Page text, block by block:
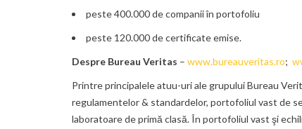
peste 400.000 de companii în portofoliu
peste 120.000 de certificate emise.
Despre Bureau Veritas – www.bureauveritas.ro;
Printre principalele atuu-uri ale grupului Bureau
regulamentelor & standardelor, portofoliul vast de
laboratoare de primă clasă. În portofoliul vast şi